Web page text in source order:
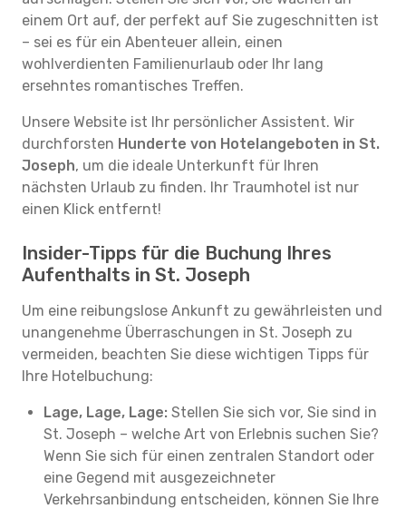
einem Ort auf, der perfekt auf Sie zugeschnitten ist
– sei es für ein Abenteuer allein, einen
wohlverdienten Familienurlaub oder Ihr lang
ersehntes romantisches Treffen.
Unsere Website ist Ihr persönlicher Assistent. Wir
durchforsten Hunderte von Hotelangeboten in St.
Joseph, um die ideale Unterkunft für Ihren
nächsten Urlaub zu finden. Ihr Traumhotel ist nur
einen Klick entfernt!
Insider-Tipps für die Buchung Ihres
Aufenthalts in St. Joseph
Um eine reibungslose Ankunft zu gewährleisten und
unangenehme Überraschungen in St. Joseph zu
vermeiden, beachten Sie diese wichtigen Tipps für
Ihre Hotelbuchung:
Lage, Lage, Lage: Stellen Sie sich vor, Sie sind in
St. Joseph – welche Art von Erlebnis suchen Sie?
Wenn Sie sich für einen zentralen Standort oder
eine Gegend mit ausgezeichneter
Verkehrsanbindung entscheiden, können Sie Ihre